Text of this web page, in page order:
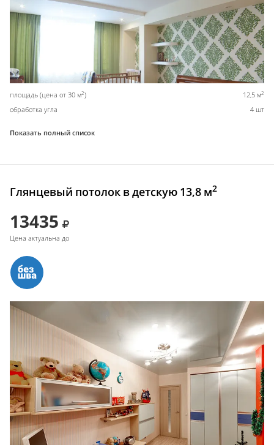
площадь (цена от 30 м2) 12,5 м2
обработка угла 4 шт
Показать полный список
Глянцевый потолок в детскую 13,8 м2
13435
Цена актуальна до